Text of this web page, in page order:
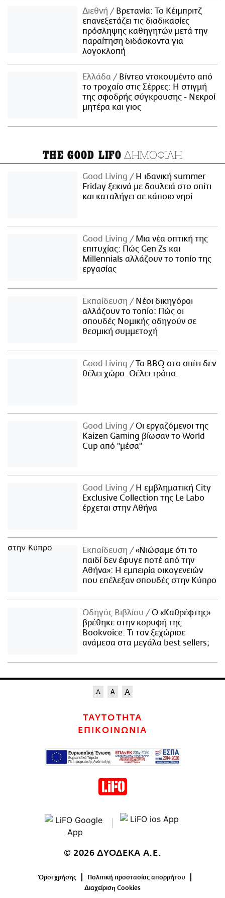
Διεθνή
Βρετανία: Το Κέιμπριτζ
επανεξετάζει τις διαδικασίες
πρόσληψης καθηγητών μετά την
παραίτηση διδάσκοντα για
λογοκλοπή
Ελλάδα
Βίντεο ντοκουμέντο από
το τροχαίο στις Σέρρες: Η στιγμή
της σφοδρής σύγκρουσης - Νεκροί
μητέρα και γιος
THE GOOD LIFO ΔΗΜΟΦΙΛΗ
Good Living
Η ιδανική summer
Friday ξεκινά με δουλειά στο σπίτι
και καταλήγει σε κάποιο νησί
Good Living
Μια νέα οπτική της
επιτυχίας: Πώς Gen Zs και
Millennials αλλάζουν το τοπίο της
εργασίας
Εκπαίδευση
Νέοι δικηγόροι
αλλάζουν το τοπίο: Πώς οι
σπουδές Νομικής οδηγούν σε
θεσμική συμμετοχή
Good Living
Το BBQ στο σπίτι δεν
θέλει χώρο. Θέλει τρόπο.
Good Living
Οι εργαζόμενοι της
Kaizen Gaming βίωσαν το World
Cup από "μέσα"
Good Living
Η εμβληματική City
Exclusive Collection της Le Labo
έρχεται στην Αθήνα
Εκπαίδευση
«Νιώσαμε ότι το
παιδί δεν έφυγε ποτέ από την
Αθήνα»: Η εμπειρία οικογενειών
που επέλεξαν σπουδές στην Κύπρο
Οδηγός Βιβλίου
Ο «Καθρέφτης»
βρέθηκε στην κορυφή της
Bookvoice. Τι τον ξεχώρισε
ανάμεσα στα μεγάλα best sellers;
ΤΑΥΤΟΤΗΤΑ
ΕΠΙΚΟΙΝΩΝΙΑ
© 2026 ΔΥΟΔΕΚΑ Α.Ε.
Όροι χρήσης
Πολιτική προστασίας απορρήτου
Διαχείριση Cookies